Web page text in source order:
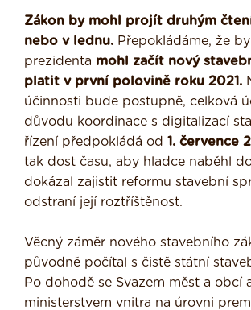
Zákon by mohl projít druhým
nebo v lednu. Přepokládáme, že
prezidenta mohl začít nový
platit v první polovině roku 2021.
účinnosti bude postupně, celková
důvodu koordinace s digitalizací
řízení předpokládá od 1. července
tak dost času, aby hladce naběhl
dokázal zajistit reformu stavební
odstraní její roztříštěnost.
Věcný záměr nového stavebního
původně počítal s čistě státní
Po dohodě se Svazem měst a obcí
ministerstvem vnitra na úrovni